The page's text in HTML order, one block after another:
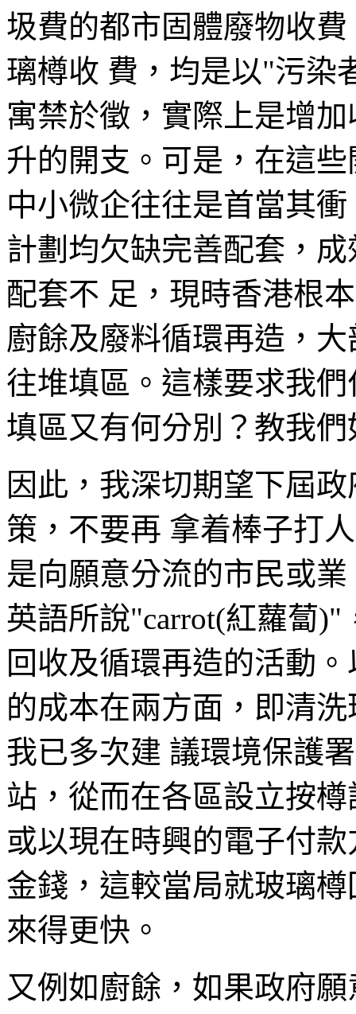
圾費的都市固體廢物收
璃樽收 費，均是以"污染
寓禁於徵，實際上是增
升的開支。可是，在這
中小微企往往是首當其
計劃均欠缺完善配套，
配套不 足，現時香港根
廚餘及廢料循環再造，
往堆填區。這樣要求我
填區又有何分別？教我
因此，我深切期望下屆
策，不要再 拿着棒子打
是向願意分流的市民或
英語所說"carrot(紅蘿蔔
回收及循環再造的活動
的成本在兩方面，即清
我已多次建 議環境保護
站，從而在各區設立按
或以現在時興的電子付
金錢，這較當局就玻璃
來得更快。
又例如廚餘，如果政府